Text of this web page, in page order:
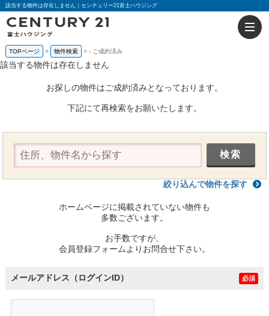
該当する物件は存在しません｜センチュリー21富士ハウジング
TOPページ 物件検索 - ご成約済み
該当する物件は存在しません
お探しの物件はご成約済みとなっております。
下記にて再検索をお願いたします。
絞り込んで物件を探す
ホームページに掲載されていない物件も
多数ございます。
お手数ですが、
会員登録フォームよりお問合せ下さい。
メールアドレス（ログインID） 必須